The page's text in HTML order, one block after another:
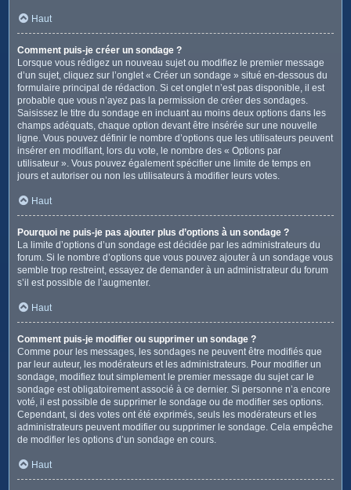
Haut
Comment puis-je créer un sondage ?
Lorsque vous rédigez un nouveau sujet ou modifiez le premier message
d’un sujet, cliquez sur l’onglet « Créer un sondage » situé en-dessous du
formulaire principal de rédaction. Si cet onglet n’est pas disponible, il est
probable que vous n’ayez pas la permission de créer des sondages.
Saisissez le titre du sondage en incluant au moins deux options dans les
champs adéquats, chaque option devant être insérée sur une nouvelle
ligne. Vous pouvez définir le nombre d’options que les utilisateurs peuvent
insérer en modifiant, lors du vote, le nombre des « Options par
utilisateur ». Vous pouvez également spécifier une limite de temps en
jours et autoriser ou non les utilisateurs à modifier leurs votes.
Haut
Pourquoi ne puis-je pas ajouter plus d’options à un sondage ?
La limite d’options d’un sondage est décidée par les administrateurs du
forum. Si le nombre d’options que vous pouvez ajouter à un sondage vous
semble trop restreint, essayez de demander à un administrateur du forum
s’il est possible de l’augmenter.
Haut
Comment puis-je modifier ou supprimer un sondage ?
Comme pour les messages, les sondages ne peuvent être modifiés que
par leur auteur, les modérateurs et les administrateurs. Pour modifier un
sondage, modifiez tout simplement le premier message du sujet car le
sondage est obligatoirement associé à ce dernier. Si personne n’a encore
voté, il est possible de supprimer le sondage ou de modifier ses options.
Cependant, si des votes ont été exprimés, seuls les modérateurs et les
administrateurs peuvent modifier ou supprimer le sondage. Cela empêche
de modifier les options d’un sondage en cours.
Haut